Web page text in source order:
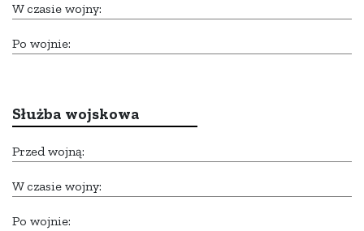
W czasie wojny:
Po wojnie:
Służba wojskowa
Przed wojną:
W czasie wojny:
Po wojnie: